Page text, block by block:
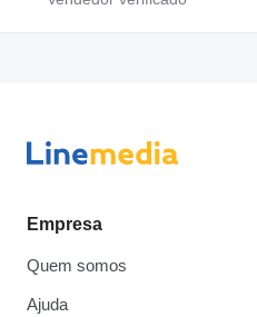
Empresa
Quem somos
Ajuda